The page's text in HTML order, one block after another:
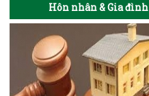
Hôn nhân & Gia đình